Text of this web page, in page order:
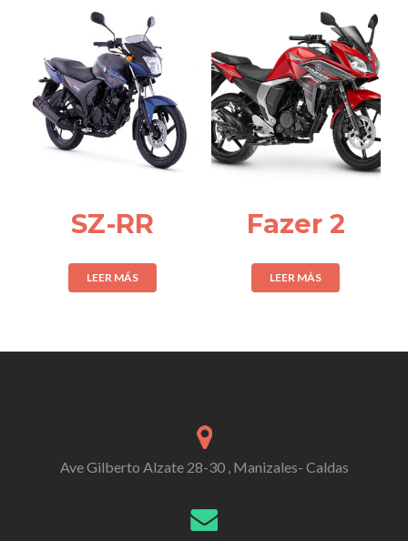
SZ-RR
LEER MÁS
Fazer 2
LEER MÁS
Ave Gilberto Alzate 28-30 , Manizales- Caldas